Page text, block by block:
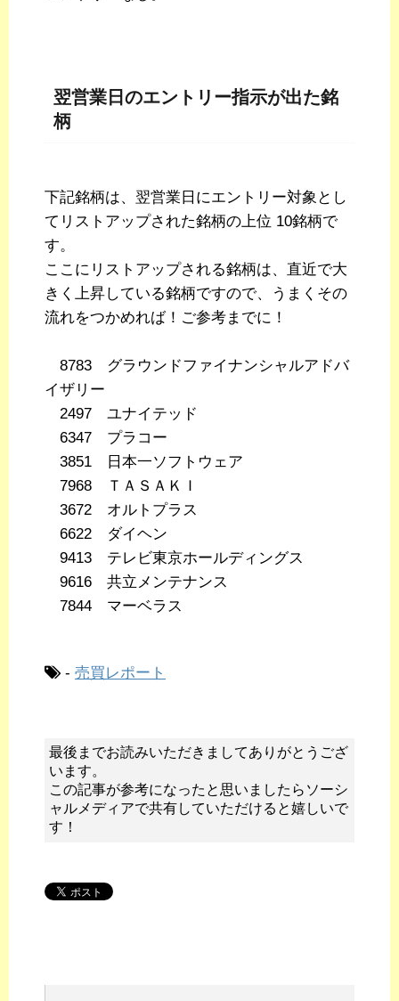
翌営業日のエントリー指示が出た銘
柄
下記銘柄は、翌営業日にエントリー対象とし
てリストアップされた銘柄の上位 10銘柄で
す。
ここにリストアップされる銘柄は、直近で大
きく上昇している銘柄ですので、うまくその
流れをつかめれば！ご参考までに！
8783 グラウンドファイナンシャルアドバ
イザリー
2497 ユナイテッド
6347 プラコー
3851 日本一ソフトウェア
7968 ＴＡＳＡＫＩ
3672 オルトプラス
6622 ダイヘン
9413 テレビ東京ホールディングス
9616 共立メンテナンス
7844 マーベラス
- 売買レポート
最後までお読みいただきましてありがとうござ
います。
この記事が参考になったと思いましたらソーシ
ャルメディアで共有していただけると嬉しいで
す！